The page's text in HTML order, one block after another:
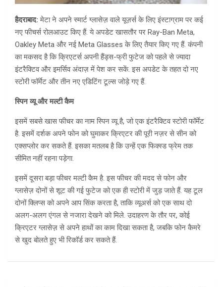
हैदराबाद: मेटा ने अपने स्मार्ट ग्लासेज़ वाले यूज़र्स के लिए इंस्टाग्राम पर कई
नए फीचर्स रोलआउट किए हैं. ये अपडेट खासतौर पर Ray-Ban Meta,
Oakley Meta और नई Meta Glasses के लिए तैयार किए गए हैं. कंपनी
का मकसद है कि क्रिएटर्स अपनी हैंड्स-फ्री फुटेज को पहले से ज्यादा
इंटरैक्टिव और इमर्सिव अंदाज़ में पेश कर सकें. इस अपडेट के तहत दो नए
स्टोरी फॉर्मेट और तीन नए एडिटिंग टूल्स जोड़े गए हैं.
स्पिन व्यू और मल्टी कैम
इसमें सबसे खास फीचर का नाम स्पिन व्यू है, जो एक इंटरैक्टिव स्टोरी फॉर्मेट
है. इसमें दर्शक अपने फोन को घुमाकर क्रिएटर की पूरी नज़र से सीन को
एक्सप्लोर कर सकते हैं. इसका मतलब है कि उन्हें एक फिक्स्ड फ्रेम तक
सीमित नहीं रहना पड़ेगा.
इसमें दूसरा बड़ा फीचर मल्टी कैम है. इस फीचर की मदद से फोन और
ग्लासेज़ दोनों से शूट की गई फुटेज को एक ही स्टोरी में जुड़ जाते हैं. यह टूल
दोनों क्लिप्स को अपने आप सिंक करता है, ताकि व्यूअर्स को एक साथ दो
अलग-अलग एंगल से नजारा देखने को मिले. उदाहरण के तौर पर, कोई
क्रिएटर ग्लासेज़ से अपने हाथों का काम दिखा सकता है, जबकि फोन कैमरे
से खुद बोलते हुए भी रिकॉर्ड कर सकते हैं.